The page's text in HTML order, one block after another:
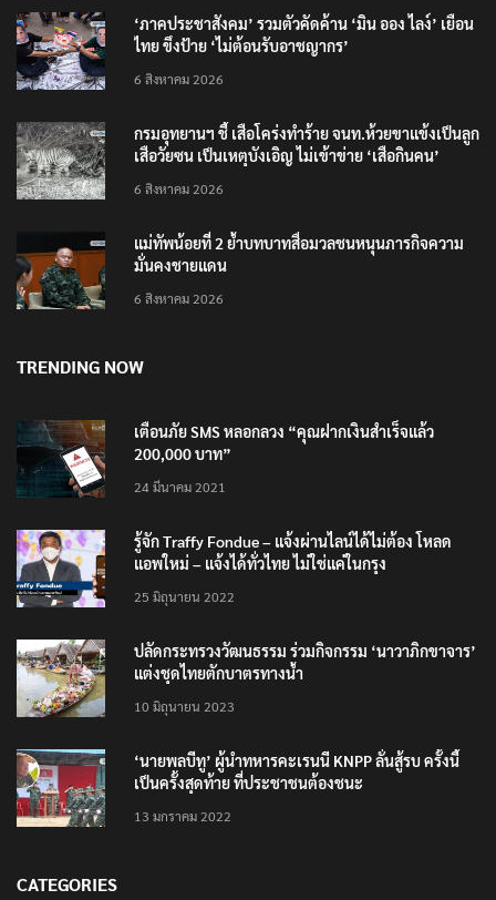
‘ภาคประชาสังคม’ รวมตัวคัดค้าน ‘มิน ออง ไลง์’ เยือน
กรมอุทยานฯ ชี้ เสือโคร่งทำร้าย จนท.ห้วยขาแข้งเป็นลูก
แม่ทัพน้อยที่ 2 ย้ำบทบาทสื่อมวลชนหนุนภารกิจความ
เตือนภัย SMS หลอกลวง “คุณฝากเงินสำเร็จแล้ว
รู้จัก Traffy Fondue – แจ้งผ่านไลน์ได้ไม่ต้อง โหลด
ปลัดกระทรวงวัฒนธรรม ร่วมกิจกรรม ‘นาวาภิกขาจาร’
‘นายพลบีทู’ ผู้นำทหารคะเรนนี KNPP ลั่นสู้รบ ครั้งนี้